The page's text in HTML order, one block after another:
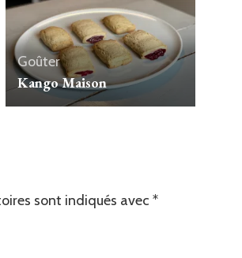
Goûter
Kango Maison
sont indiqués avec *